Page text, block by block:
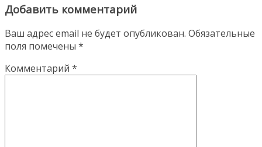
Добавить комментарий
Ваш адрес email не будет опубликован. Обязательные
поля помечены *
Комментарий *